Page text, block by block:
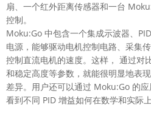
扇、一个红外距离传感器和一台
控制。
Moku:Go 中包含一个集成示波器、
电源，能够驱动电机控制电路、采集
控制直流电机的速度。这样， 通过对
和稳定高度等参数，就能很明显地表
差异。用户还可以通过 Moku:Go 的
看到不同 PID 增益如何在数学和实际上